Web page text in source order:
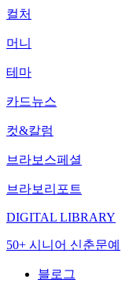
컬처
머니
테마
카드뉴스
컷&칼럼
브라보스페셜
브라보리포트
DIGITAL LIBRARY
50+ 시니어 신춘문예
블로그